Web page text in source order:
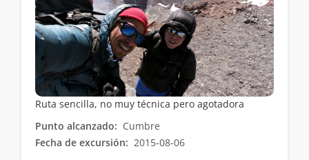
Ruta sencilla, no muy técnica pero agotadora
Punto alcanzado: Cumbre
Fecha de excursión: 2015-08-06